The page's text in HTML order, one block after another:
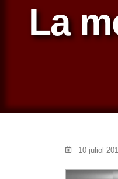
La
10 juliol